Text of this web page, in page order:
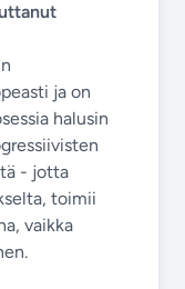
ja on
halusin
- jotta
toimii
vaikka